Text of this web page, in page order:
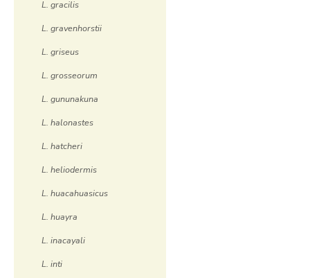
L. gracilis
L. gravenhorstii
L. griseus
L. grosseorum
L. gununakuna
L. halonastes
L. hatcheri
L. heliodermis
L. huacahuasicus
L. huayra
L. inacayali
L. inti